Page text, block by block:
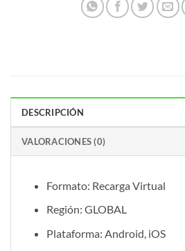
DESCRIPCIÓN
VALORACIONES (0)
Formato: Recarga Virtual
Región: GLOBAL
Plataforma: Android, iOS